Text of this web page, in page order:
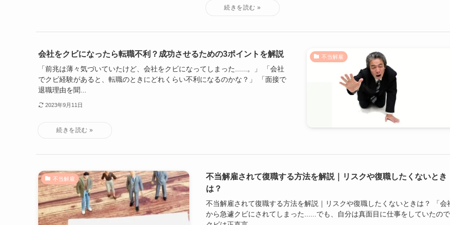
不当解雇
会社をクビになったら転職不利？成功させるための3ポイントを解説
「前兆は薄々気づいていたけど、会社をクビになってしまった......。」 「会社
でクビ経験があると、転職のときにどれくらい不利になるのかな？」 「面接で
退職理由を聞...
2023年9月11日
不当解雇
不当解雇されて復職する方法を解説｜リスクや復職したくないとき
は？
不当解雇されて復職する方法を解説｜リスクや復職したくないときは？ 「会
から急遽クビにされてしまった......でも、自分は真面目に仕事をしていたの